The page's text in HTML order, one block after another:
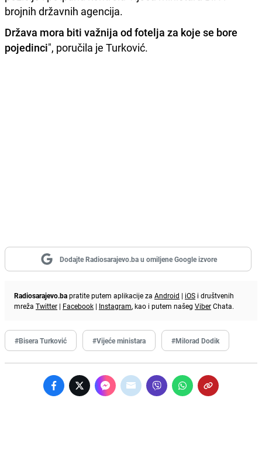
brojnih državnih agencija.
Država mora biti važnija od fotelja za koje se bore
pojedinci", poručila je Turković.
Dodajte Radiosarajevo.ba u omiljene Google izvore
Radiosarajevo.bapratite putem aplikacije za Android | iOS i društvenih
mreža Twitter | Facebook | Instagram, kao i putem našeg ViberChata.
#Bisera Turković #Vijeće ministara #Milorad Dodik